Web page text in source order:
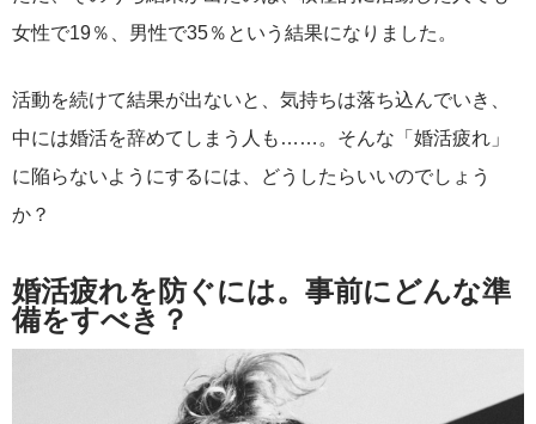
女性で19％、男性で35％という結果になりました。
活動を続けて結果が出ないと、気持ちは落ち込んでいき、
中には婚活を辞めてしまう人も……。そんな「婚活疲れ」
に陥らないようにするには、どうしたらいいのでしょう
か？
婚活疲れを防ぐには。事前にどんな準
備をすべき？